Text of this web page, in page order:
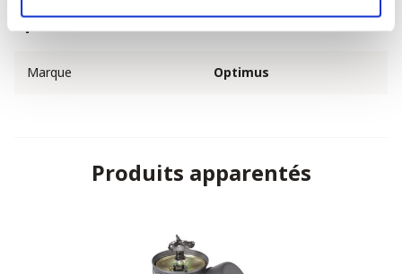
Spécifications
Marque Optimus
Produits apparentés